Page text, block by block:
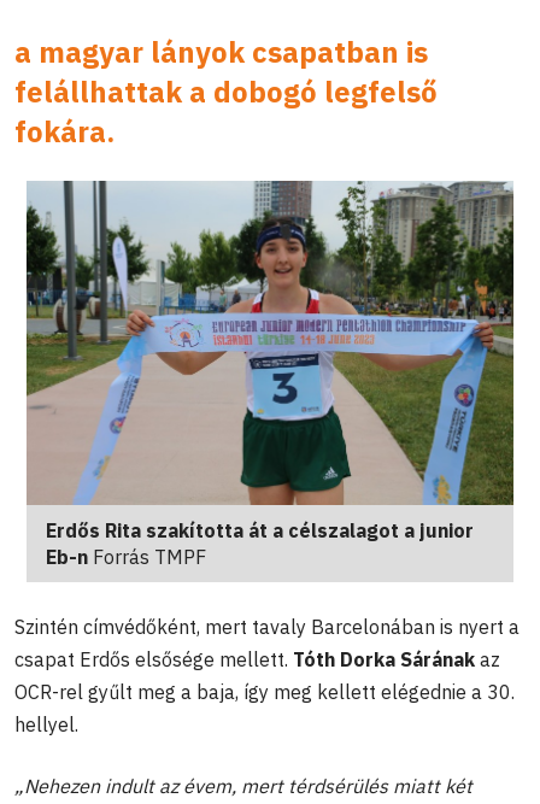
a magyar lányok csapatban is
felállhattak a dobogó legfelső
fokára.
Erdős Rita szakította át a célszalagot a junior
Eb-n Forrás TMPF
Szintén címvédőként, mert tavaly Barcelonában is nyert a
csapat Erdős elsősége mellett. Tóth Dorka Sárának az
OCR-rel gyűlt meg a baja, így meg kellett elégednie a 30.
hellyel.
„Nehezen indult az évem, mert térdsérülés miatt két